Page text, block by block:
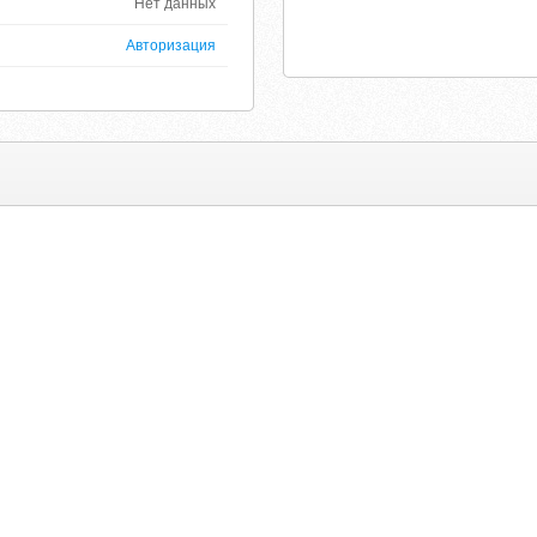
Нет данных
Авторизация